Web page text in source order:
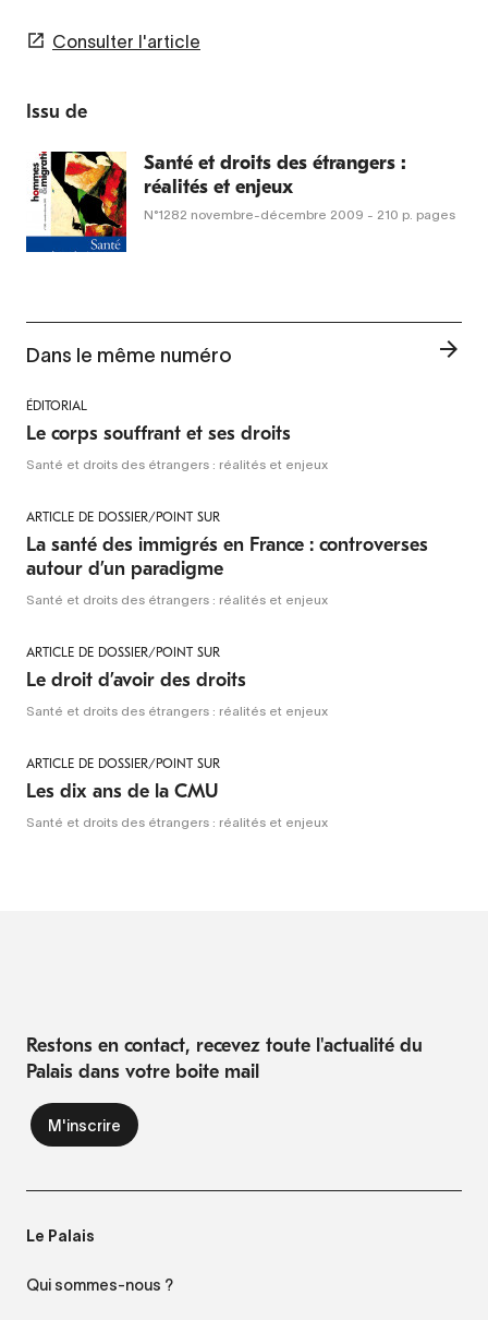
Consulter l'article
Issu de
Santé et droits des étrangers :
réalités et enjeux
N°1282 novembre-décembre 2009 - 210 p. pages
Dans le même numéro
ÉDITORIAL
Le corps souffrant et ses droits
Santé et droits des étrangers : réalités et enjeux
ARTICLE DE DOSSIER/POINT SUR
La santé des immigrés en France : controverses
autour d’un paradigme
Santé et droits des étrangers : réalités et enjeux
ARTICLE DE DOSSIER/POINT SUR
Le droit d’avoir des droits
Santé et droits des étrangers : réalités et enjeux
ARTICLE DE DOSSIER/POINT SUR
Les dix ans de la CMU
Santé et droits des étrangers : réalités et enjeux
Restons en contact, recevez toute l'actualité du
Palais dans votre boite mail
Le Palais
Qui sommes-nous ?